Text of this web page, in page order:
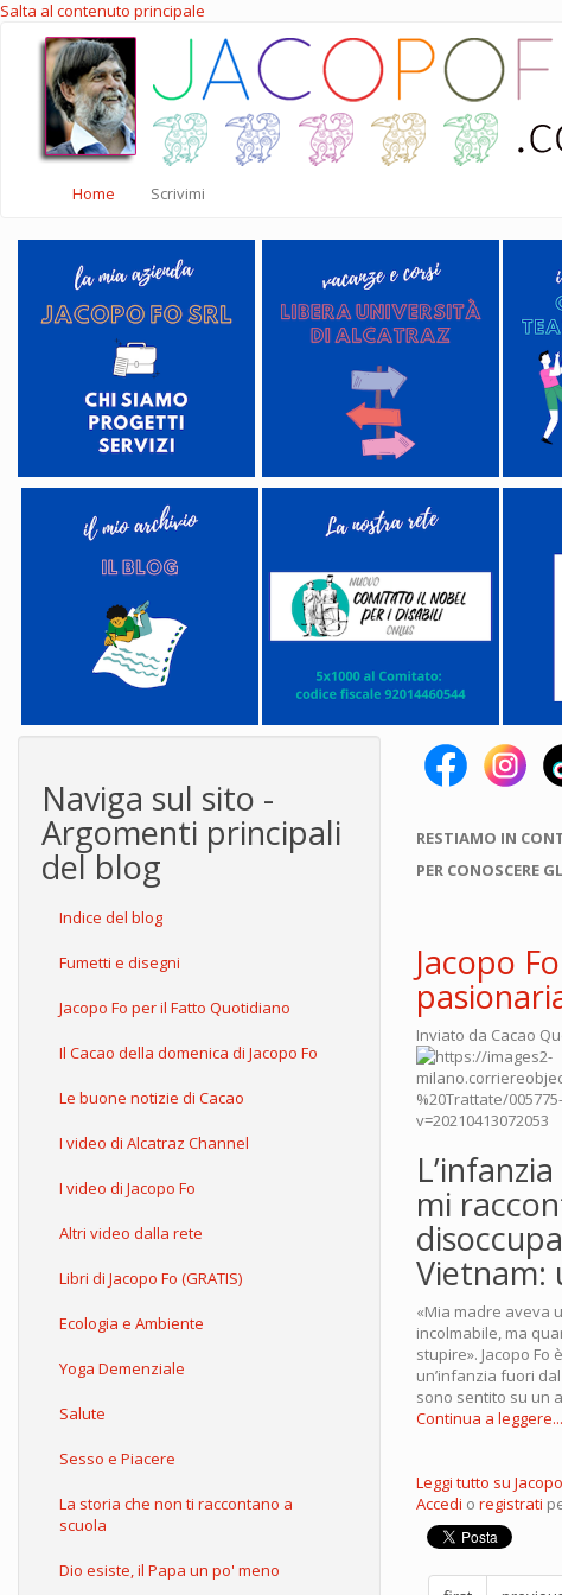
Salta al contenuto principale
Home Scrivimi
Naviga sul sito -
Argomenti principali
del blog
Indice del blog
Fumetti e disegni
Jacopo Fo per il Fatto Quotidiano
Il Cacao della domenica di Jacopo Fo
Le buone notizie di Cacao
I video di Alcatraz Channel
I video di Jacopo Fo
Altri video dalla rete
Libri di Jacopo Fo (GRATIS)
Ecologia e Ambiente
Yoga Demenziale
Salute
Sesso e Piacere
La storia che non ti raccontano a
scuola
Dio esiste, il Papa un po' meno
RESTIAMO IN
PER CONOSCERE
Jacopo
Inviato da Cacao
mi
Vietnam:
«Mia madre aveva
incolmabile, ma
stupire». Jacopo
un’infanzia fuori
sono sentito su un
Continua a leggere...
Leggi tutto su
Accedi o registrati